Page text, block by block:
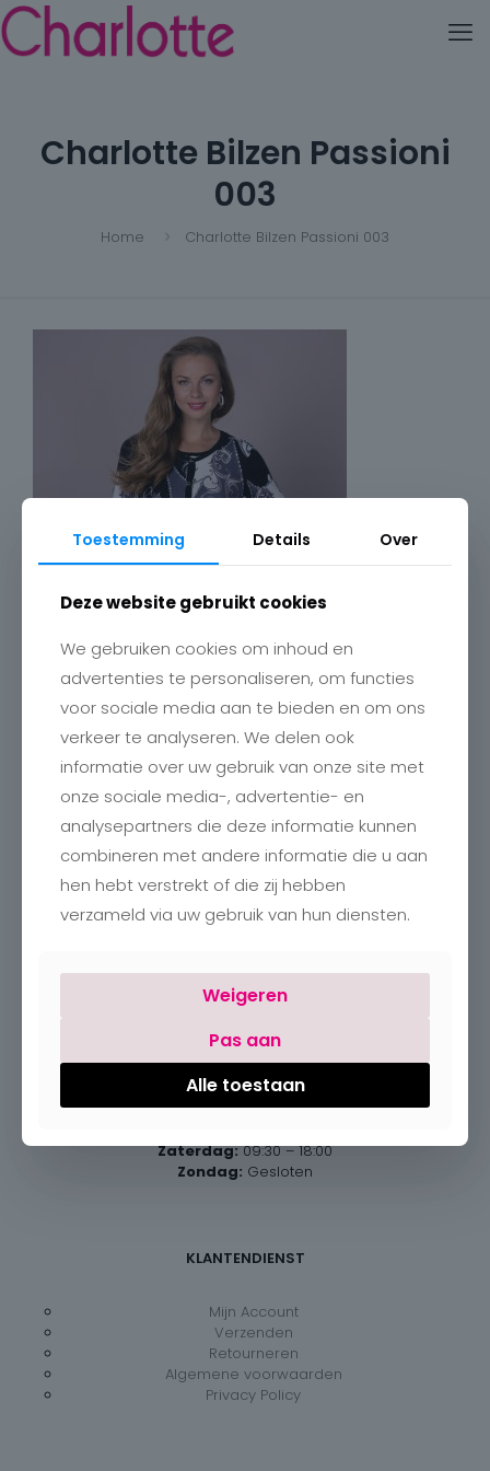
Charlotte Bilzen Passioni
003
Home Charlotte Bilzen Passioni 003
Contact
Charlotte
Romboutstraat 24
+32 89515466
info@charlottebilzen.be
Maandag: Gesloten
Zaterdag: 09:30 – 18:00
Zondag: Gesloten
KLANTENDIENST
Mijn Account
Verzenden
Retourneren
Algemene voorwaarden
Privacy Policy
Toestemming Details Over
Deze website gebruikt cookies
We gebruiken cookies om inhoud en
advertenties te personaliseren, om functies
voor sociale media aan te bieden en om ons
verkeer te analyseren. We delen ook
informatie over uw gebruik van onze site met
onze sociale media-, advertentie- en
analysepartners die deze informatie kunnen
combineren met andere informatie die u aan
hen hebt verstrekt of die zij hebben
verzameld via uw gebruik van hun diensten.
Weigeren
Pas aan
Alle toestaan